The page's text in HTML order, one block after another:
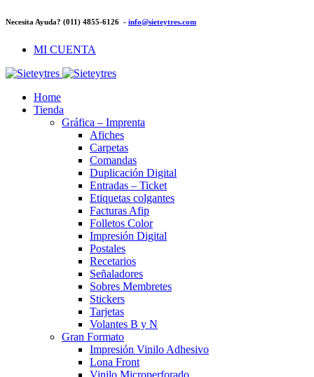
Necesita Ayuda? (011) 4855-6126 - info@sieteytres.com
MI CUENTA
Home
Tienda
Gráfica – Imprenta
Afiches
Carpetas
Comandas
Duplicación Digital
Entradas – Ticket
Etiquetas colgantes
Facturas Afip
Folletos Color
Impresión Digital
Postales
Recetarios
Señaladores
Sobres Membretes
Stickers
Tarjetas
Volantes B y N
Gran Formato
Impresión Vinilo Adhesivo
Lona Front
Vinilo Microperforado